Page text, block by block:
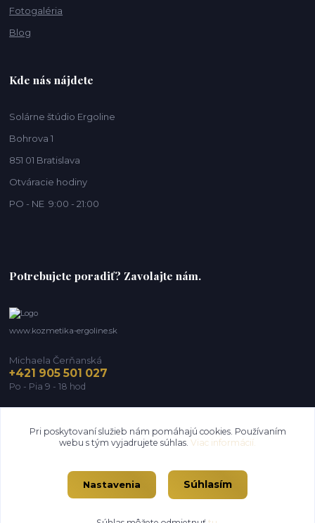
Fotogaléria
Blog
Kde nás nájdete
Solárne štúdio Ergoline
Bohrova 1
851 01 Bratislava
Otváracie hodiny
PO - NE 9:00 - 21:00
Potrebujete poradiť? Zavolajte nám.
www.kozmetika-ergoline.sk
Michaela Čerňanská
+421 905 501 027
Po - Pia 9 - 18 hod
Pri poskytovaní služieb nám pomáhajú cookies. Používaním
webu s tým vyjadrujete súhlas. Viac informácií.
Nastavenia Súhlasím